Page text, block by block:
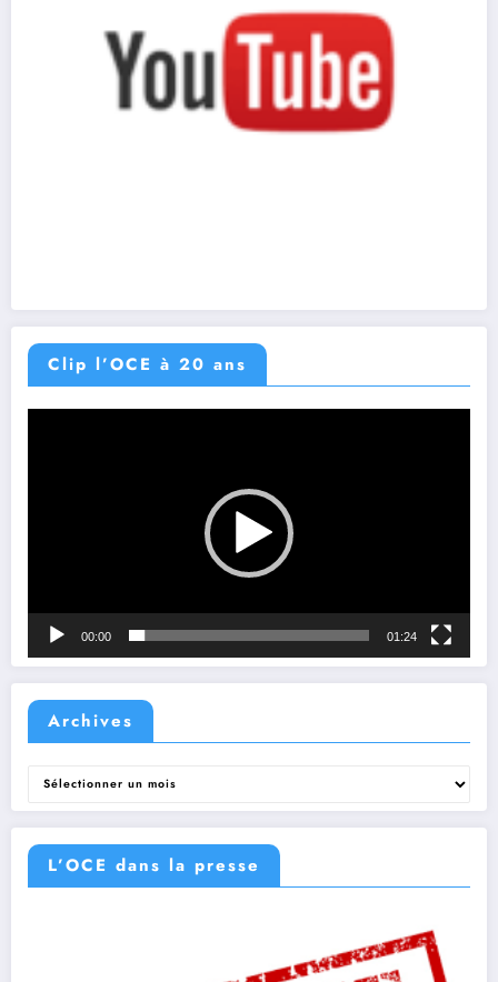
Clip l’OCE à 20 ans
00:00 01:24
Archives
Archives
L’OCE dans la presse